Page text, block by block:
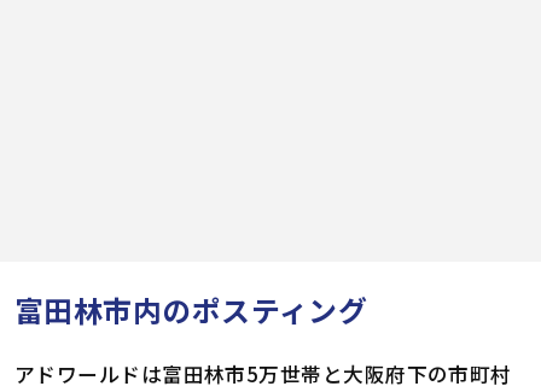
富田林市内のポスティング
アドワールドは富田林市5万世帯と大阪府下の市町村